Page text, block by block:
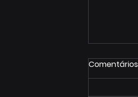
Comentários